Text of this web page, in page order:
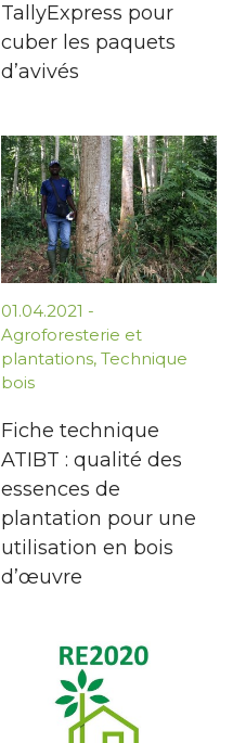
TallyExpress pour
cuber les paquets
d’avivés
01.04.2021 -
Agroforesterie et
plantations, Technique
bois
Fiche technique
ATIBT : qualité des
essences de
plantation pour une
utilisation en bois
d’œuvre